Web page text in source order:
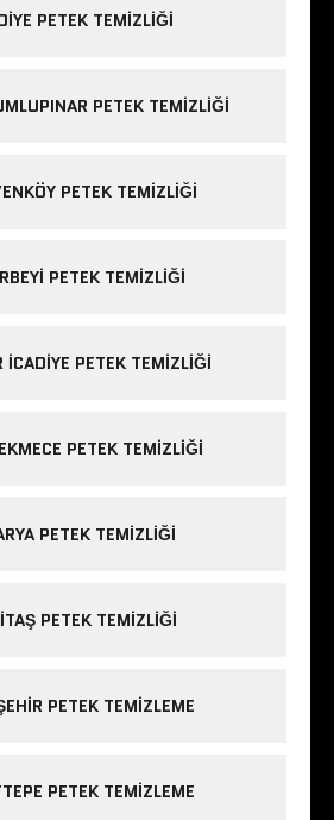
PETEK TEMIZLIĞI
PETEK TEMIZLIĞI
PETEK TEMIZLIĞI
PETEK TEMIZLIĞI
ICADIYE PETEK TEMIZLIĞI
PETEK TEMIZLIĞI
PETEK TEMIZLIĞI
PETEK TEMIZLIĞI
PETEK TEMIZLEME
PETEK TEMIZLEME